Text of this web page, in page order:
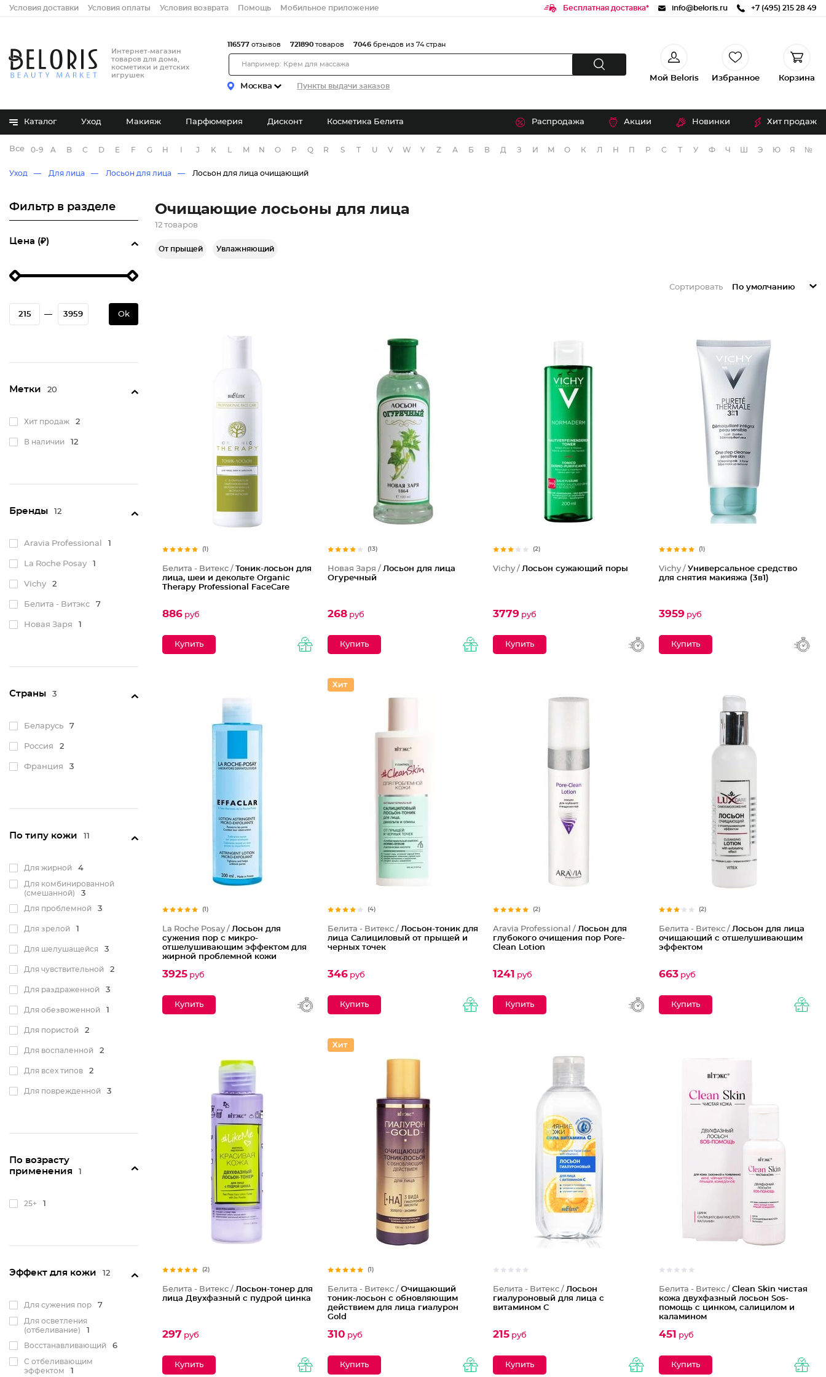
Условия доставки Условия оплаты Условия возврата Помощь Мобильное приложение Бесплатная доставка* info@beloris.ru +7 (495) 215 28 49
Интернет-магазин
товаров для дома,
косметики и детских
игрушек
Москва Пункты выдачи заказов
116577 отзывов 721890 товаров 7046 брендов из 74 стран
Мой Beloris Избранное Корзина
Каталог Уход Макияж Парфюмерия Дисконт Косметика Белита Распродажа Акции Новинки Хит продаж
Все бренды
0-9 A B C D E F G H J K M N O P Q R S T U V W Y Z А Б В Д З И М О К Л Н П Р С Т У Ф Ч Э Ю Я №
Уход Для лица Лосьон для лица Лосьон для лица очищающий
Фильтр в разделе
Цена (₽)
— Ok
Метки 20
Хит продаж 2
В наличии 12
Бренды 12
Aravia Professional 1
La Roche Posay 1
Vichy 2
Белита - Витэкс 7
Новая Заря 1
Страны 3
Беларусь 7
Россия 2
Франция 3
По типу кожи 11
Для жирной 4
Для комбинированной
(смешанной)
3
Для проблемной 3
Для зрелой 1
Для шелушащейся 3
Для чувствительной 2
Для раздраженной 3
Для обезвоженной 1
Для пористой 2
Для воспаленной 2
Для всех типов 2
Для поврежденной 3
По возрасту
применения
1
25+ 1
Эффект для кожи 12
Для сужения пор 7
Для осветления
(отбеливание)
1
Восстанавливающий 6
С отбеливающим
эффектом
1
Очищающие лосьоны для лица
12 товаров
От прыщей Увлажняющий
Сортировать По умолчанию
(1)
Белита - Витекс /
Тоник-лосьон для
лица, шеи и декольте Organic
Therapy Professional FaceCare
886руб
(13)
Новая Заря / Лосьон для лица
Огуречный
268руб
(2)
Vichy /Лосьон сужающий поры
3779 руб
(1)
Vichy / Универсальное средство
для снятия макияжа (3в1)
3959руб
(1)
La Roche Posay / Лосьон для
сужения пор с микро-
отшелушивающим эффектом для
жирной проблемной кожи
3925руб
(4)
Белита - Витекс / Лосьон-тоник для
лица Салициловый от прыщей и
черных точек
346руб
(2)
Aravia Professional /Лосьон для
глубокого очищения пор Pore-
Clean Lotion
1241 руб
(2)
Белита - Витекс / Лосьон для лица
очищающий с отшелушивающим
эффектом
663руб
(2)
Белита - Витекс / Лосьон-тонер для
лица Двухфазный с пудрой цинка
297 руб
(1)
Белита - Витекс / Очищающий
тоник-лосьон с обновляющим
действием для лица гиалурон
Gold
310 руб
Белита - Витекс /Лосьон
гиалуроновый для лица с
витамином С
215 руб
Белита - Витекс / Clean Skin чистая
кожа двухфазный лосьон Sos-
помощь с цинком, салицилом и
каламином
451 руб